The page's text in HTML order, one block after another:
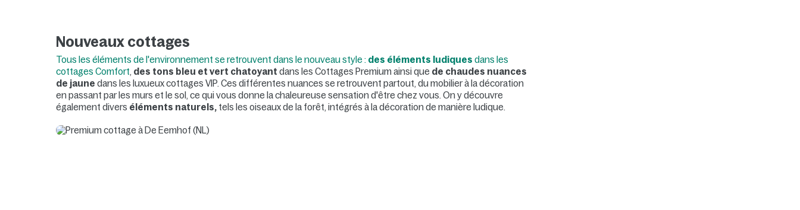
Nouveaux cottages
Tous les éléments de l'environnement se retrouvent dans le nouveau style : des éléments ludiques dans les
cottages Comfort, des tons bleu et vert chatoyantdans les Cottages Premium ainsi que de chaudes nuances
de jaunedans les luxueux cottages VIP. Ces différentes nuances se retrouvent partout, du mobilier à la décoration
en passant par les murs et le sol, ce qui vous donne la chaleureuse sensation d'être chez vous. On y découvre
également divers éléments naturels, tels les oiseaux de la forêt, intégrés à la décoration de manière ludique.